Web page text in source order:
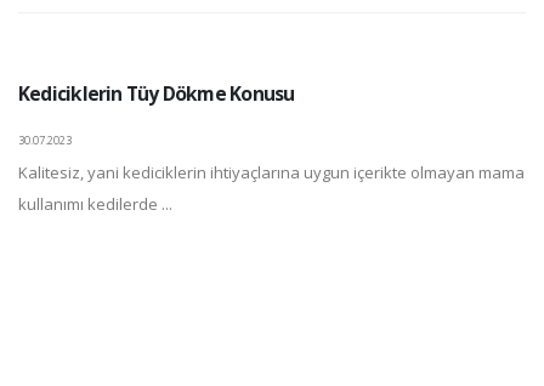
Kediciklerin Tüy Dökme Konusu
30.07.2023
Kalitesiz, yani kediciklerin ihtiyaçlarına uygun içerikte olmayan mama
kullanımı kedilerde ...